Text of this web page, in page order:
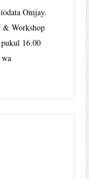
Omjay.
& Workshop
16.00